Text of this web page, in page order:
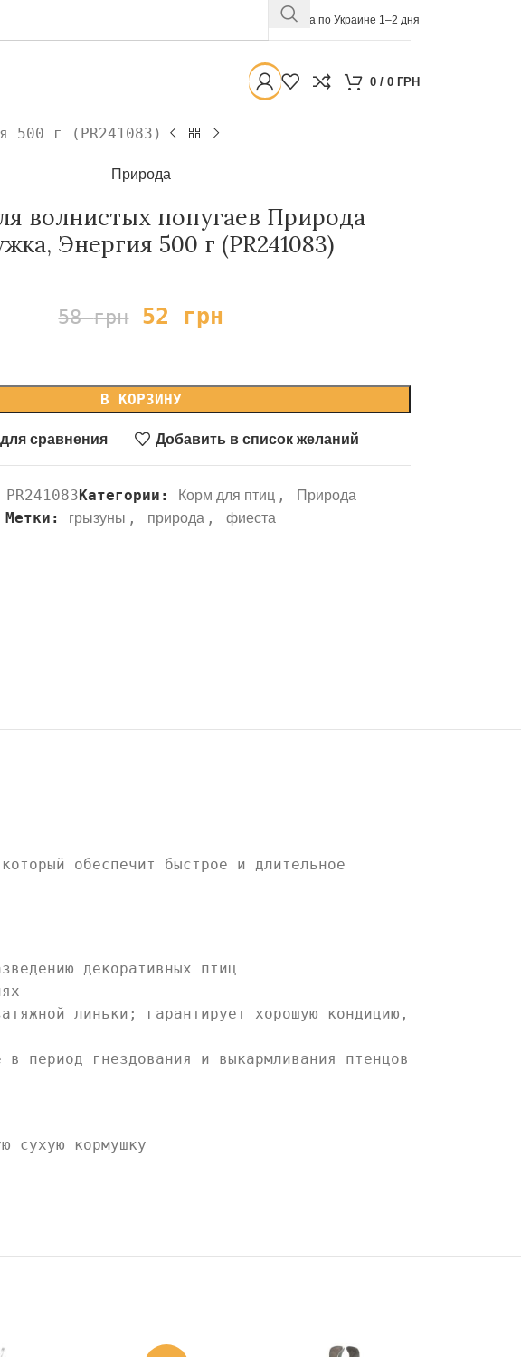
Доставка по Украине 1–2 дня
0 / 0 ГРН
500 г (PR241083)
Природа
волнистых попугаев Природа
Энергия 500 г (PR241083)
58грн 52 грн
В КОРЗИНУ
сравнения Добавить в список желаний
PR241083Категории: Корм для птиц , Природа
Метки: грызуны , природа , фиеста
обеспечит быстрое и длительное
декоративных птиц
линьки; гарантирует хорошую кондицию,
период гнездования и выкармливания птенцов
сухую кормушку